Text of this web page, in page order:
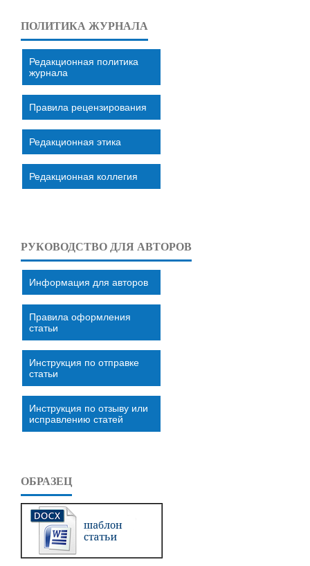
ПОЛИТИКА ЖУРНАЛА
Редакционная политика
журнала
Правила рецензирования
Редакционная этика
Редакционная коллегия
РУКОВОДСТВО ДЛЯ АВТОРОВ
Информация для авторов
Правила оформления
статьи
Инструкция по отправке
статьи
Инструкция по отзыву или
исправлению статей
ОБРАЗЕЦ